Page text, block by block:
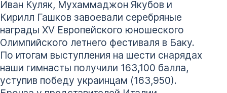
Иван Куляк, Мухаммаджон Якубов и
Кирилл Гашков завоевали серебряные
награды XV Европейского юношеского
Олимпийского летнего фестиваля в Баку.
По итогам выступления на шести снарядах
наши гимнасты получили 163,100 балла,
уступив победу украинцам (163,950).